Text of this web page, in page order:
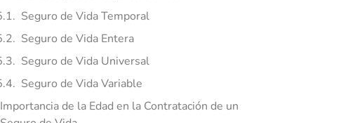
Seguro de Vida Temporal
Seguro de Vida Entera
Seguro de Vida Universal
Seguro de Vida Variable
Importancia de la Edad en la Contratación de un